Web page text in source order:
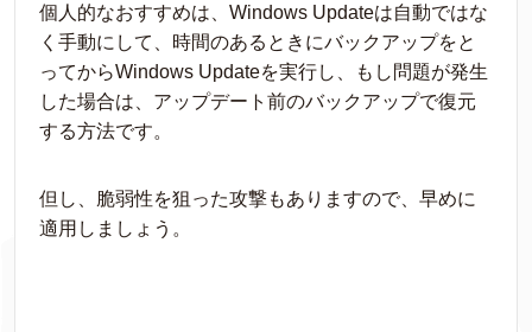
個人的なおすすめは、Windows Updateは自動ではな
く手動にして、時間のあるときにバックアップをと
ってからWindows Updateを実行し、もし問題が発生
した場合は、アップデート前のバックアップで復元
する方法です。
但し、脆弱性を狙った攻撃もありますので、早めに
適用しましょう。